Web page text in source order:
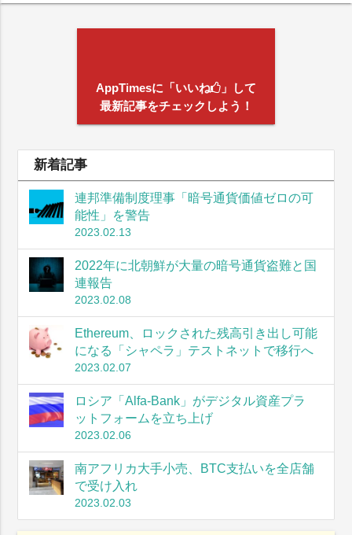
AppTimesに「いいね
」して
最新記事をチェックしよう！
新着記事
連邦準備制度理事「暗号通貨価値ゼロの可
能性」を警告
2023.02.13
2022年に北朝鮮が大量の暗号通貨盗難と国
連報告
2023.02.08
Ethereum、ロックされた残高引き出し可能
になる「シャペラ」テストネットで移行へ
2023.02.07
ロシア「Alfa-Bank」がデジタル資産プラ
ットフォームを立ち上げ
2023.02.06
南アフリカ大手小売、BTC支払いを全店舗
で受け入れ
2023.02.03